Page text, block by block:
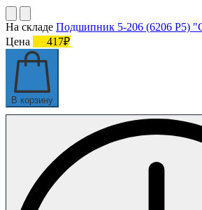
На складе Подшипник 5-206 (6206 P5)
Цена
417₽
В корзину